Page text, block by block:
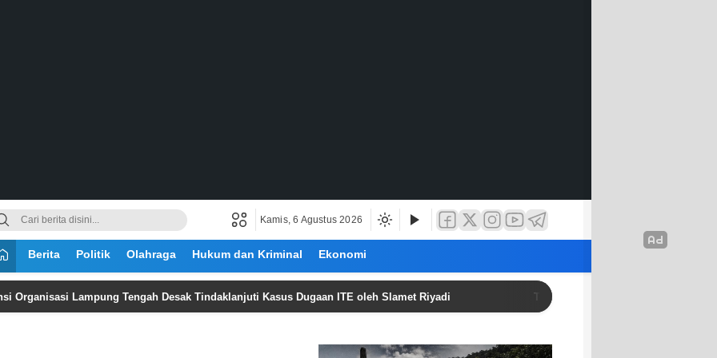
Kamis, 6 Agustus 2026
Berita Politik Olahraga Hukum dan Kriminal Ekonomi
Lampung Tengah Desak Tindaklanjuti Kasus Dugaan ITE oleh Slamet Riyadi Tokoh Pemuda Aceh Jakarta: Pelantikan